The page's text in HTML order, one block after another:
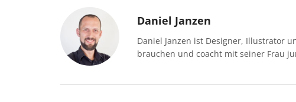
Daniel Janzen
Daniel Janzen ist Designer, Illustrator
brauchen und coacht mit seiner Frau